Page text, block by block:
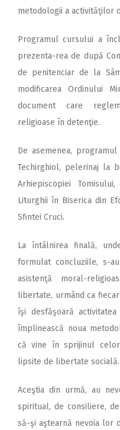
metodologii a activităţilor
Programul cursului a
prezenta-rea de după
de penitenciar de la
modificarea Ordinului
document care
religioase în detenţie.
De asemenea,
Techirghiol, pelerinaj la
Arhiepiscopiei
Liturghii în Biserica din
Sfintei Cruci.
La întâlnirea finală,
formulat concluziile, s-
asistenţă moral-
libertate, urmând ca
îşi desfăşoară
împlinească noua
că vine în sprijinul
lipsite de libertate socială.
Aceştia din urmă, au
spiritual, de consiliere,
să-şi aştearnă nevoia lor